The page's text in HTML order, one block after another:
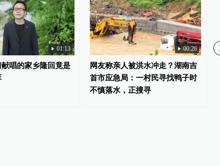
01:13
唱的家乡隆回竟是
00:26
网友称亲人被洪水冲走？湖南吉
首市应急局：一村民寻找鸭子时
不慎落水，正搜寻